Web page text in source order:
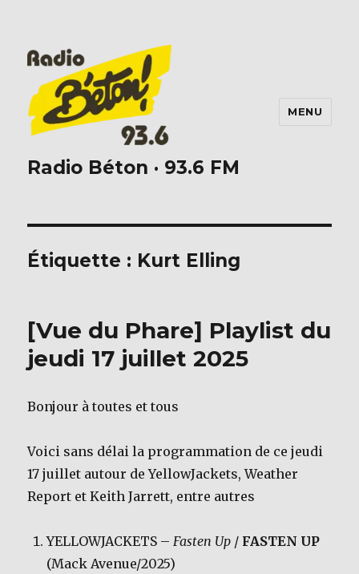
Radio Béton · 93.6 FM
MENU
Étiquette : Kurt Elling
[Vue du Phare] Playlist du
jeudi 17 juillet 2025
Bonjour à toutes et tous
Voici sans délai la programmation de ce jeudi
17 juillet autour de YellowJackets, Weather
Report et Keith Jarrett, entre autres
YELLOWJACKETS –Fasten Up / FASTEN UP
(Mack Avenue/2025)